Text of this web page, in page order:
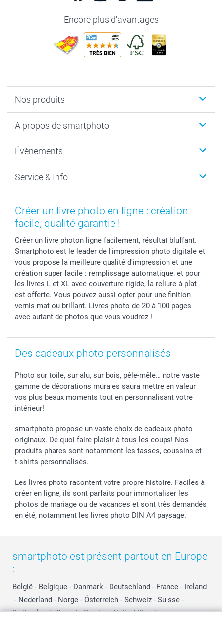
Encore plus d'avantages
Nos produits
Cadeaux photo
MyNameBook
Développement photo & Tirage photo
Cadres photo & accessoires déco
Calendrier photos & Agendas photo
Chèque Cadeau
A propos de smartphoto
Durabilité
Gestion des cookies
Mentions Légales
Presse
Investor Relations
B2B smartbusiness
Droit de rétractation
Évènements
Nouvel An
Fête des Mères
Fête des Pères
Mariage
Fête d'anniversaire
Collection naissance
Tous les évènements
Service & Info
Tarifs et frais de livraison
Livraison
Modes de Paiement
Plan du site
Statut de ma commande
smarfriends
smartgarantie
Créer un livre photo en ligne : création
facile, qualité garantie !
Créer un livre photon ligne facilement, résultat bluffant.
Smartphoto est le leader de l'impression photo digitale et
vous propose la meilleure qualité d'impression et une
création super facile : remplissage automatique, et pour
les livres L et XL avec couverture rigide, la reliure à plat
est offerte. Vous pouvez aussi opter pour une finition
vernis mat ou brillant. Livres photo de 20 à 100 pages
avec autant de photos que vous voudrez !
Des cadeaux photo personnalisés
Photo sur toile, sur alu, sur bois, pêle-mêle… notre vaste
gamme de décorations murales saura mettre en valeur
vos plus beaux moments tout en personnalisant votre
intérieur!
smartphoto propose un vaste choix de cadeaux photo
originaux. De quoi faire plaisir à tous les coups! Nos
produits phares sont notamment les tasses, coussins et
t-shirts personnalisés.
Les livres photo racontent votre propre histoire. Faciles à
créer en ligne, ils sont parfaits pour immortaliser les
photos de mariage ou de vacances et sont très demandés
en été, notamment les livres photo DIN A4 paysage.
smartphoto est présent partout en Europe
:
België - Belgique - Danmark - Deutschland - France - Ireland
- Nederland - Norge - Österreich - Schweiz - Suisse -
Switzerland - Suomi - Sverige - United Kingdom -